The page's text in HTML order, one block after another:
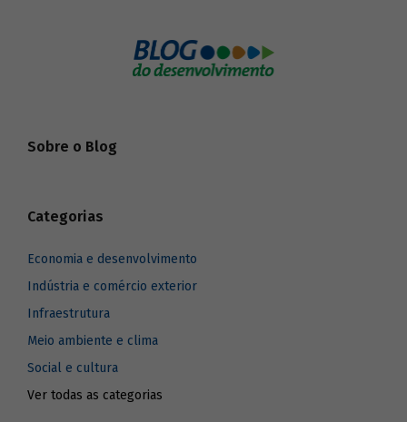
Sobre o Blog
Categorias
Economia e desenvolvimento
Indústria e comércio exterior
Infraestrutura
Meio ambiente e clima
Social e cultura
Ver todas as categorias